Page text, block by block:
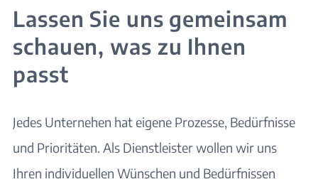
Lassen Sie uns gemeinsam
schauen, was zu Ihnen
passt
Jedes Unternehen hat eigene Prozesse, Bedürfnisse
und Prioritäten. Als Dienstleister wollen wir uns
Ihren individuellen Wünschen und Bedürfnissen